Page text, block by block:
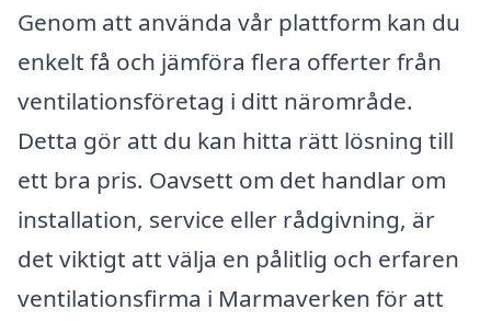
Genom att använda vår plattform kan du
enkelt få och jämföra flera offerter från
ventilationsföretag i ditt närområde.
Detta gör att du kan hitta rätt lösning till
ett bra pris. Oavsett om det handlar om
installation, service eller rådgivning, är
det viktigt att välja en pålitlig och erfaren
ventilationsfirma i Marmaverken för att